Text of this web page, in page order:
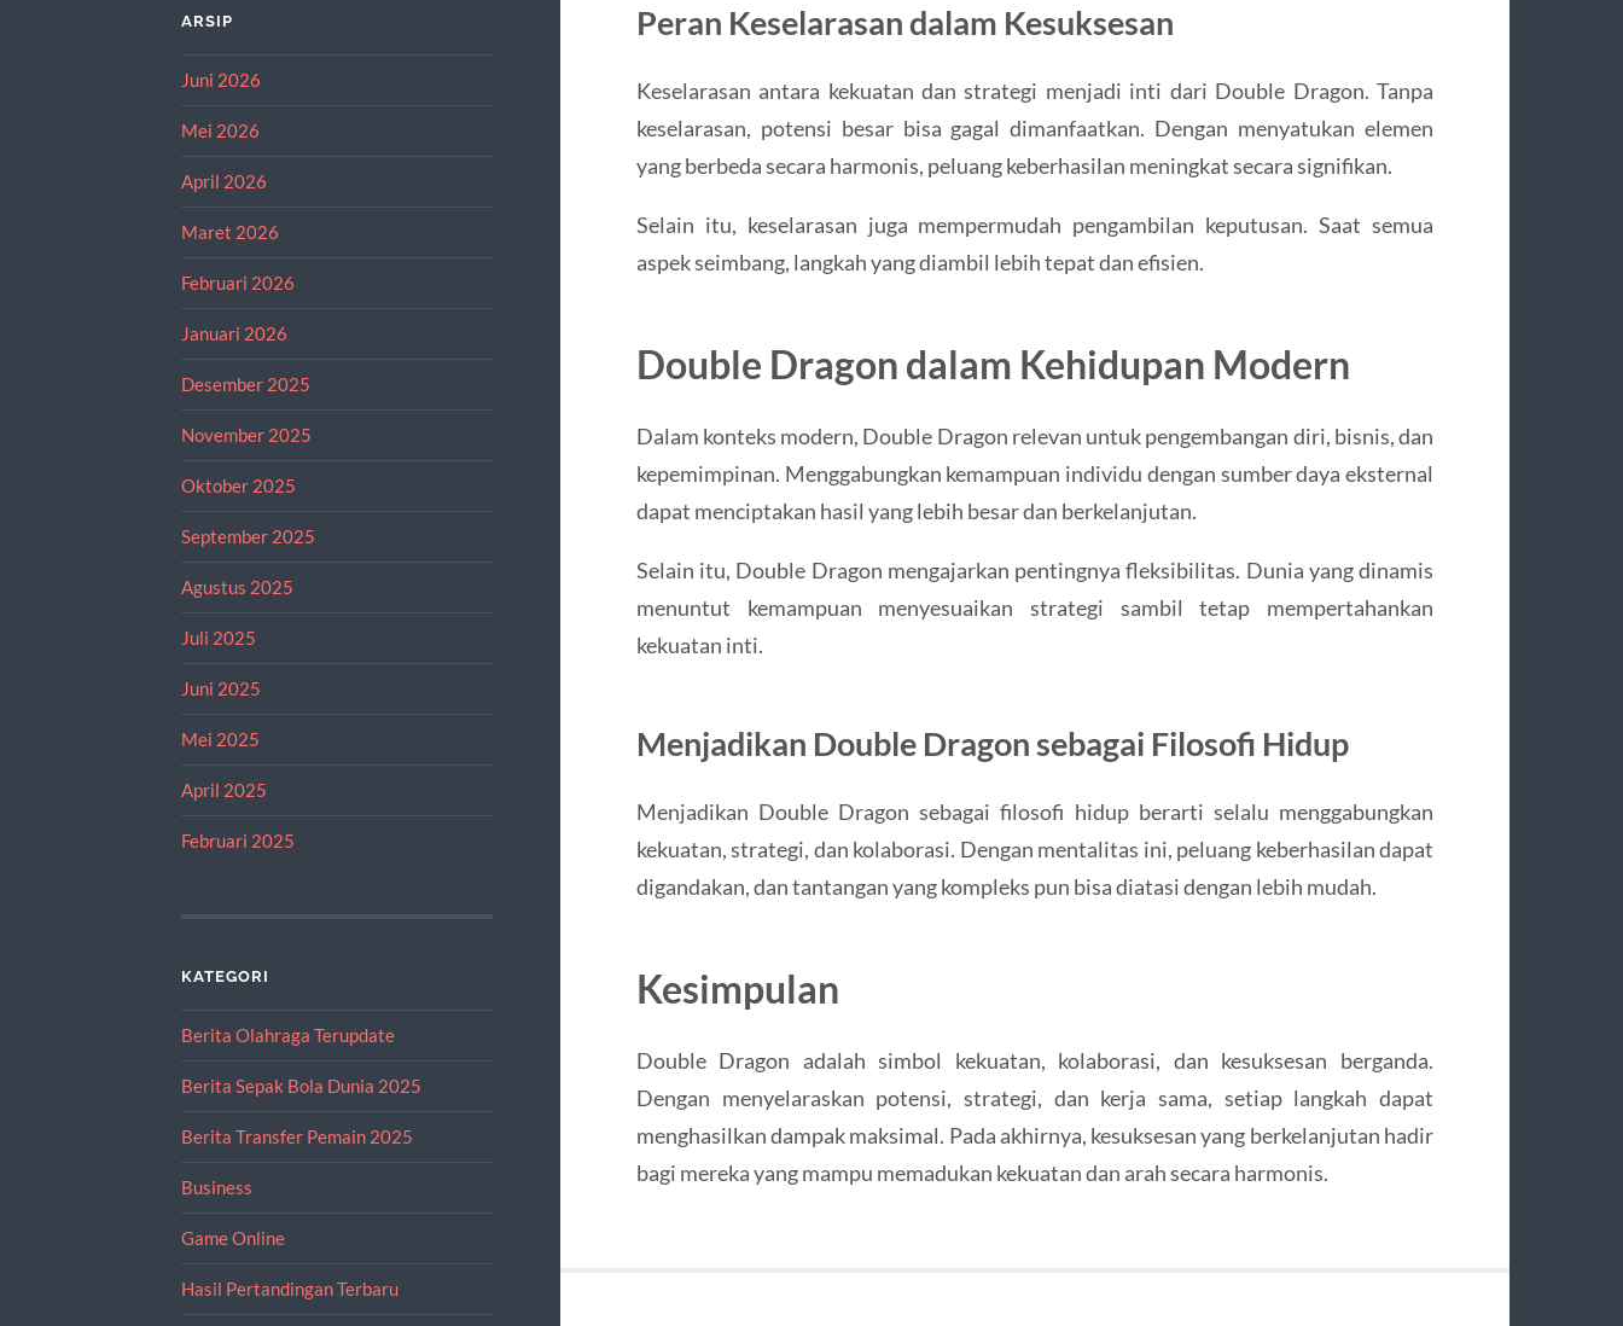
ARSIP
Juni 2026
Mei 2026
April 2026
Maret 2026
Februari 2026
Januari 2026
Desember 2025
November 2025
Oktober 2025
September 2025
Agustus 2025
Juli 2025
Juni 2025
Mei 2025
April 2025
Februari 2025
KATEGORI
Berita Olahraga Terupdate
Berita Sepak Bola Dunia 2025
Berita Transfer Pemain 2025
Business
Game Online
Hasil Pertandingan Terbaru
Peran Keselarasan dalam Kesuksesan
Keselarasan antara kekuatan dan strategi menjadi inti dari Double Dragon. Tanpa
keselarasan, potensi besar bisa gagal dimanfaatkan. Dengan menyatukan elemen
yang berbeda secara harmonis, peluang keberhasilan meningkat secara signifikan.
Selain itu, keselarasan juga mempermudah pengambilan keputusan. Saat semua
aspek seimbang, langkah yang diambil lebih tepat dan efisien.
Double Dragon dalam Kehidupan Modern
Dalam konteks modern, Double Dragon relevan untuk pengembangan diri, bisnis, dan
kepemimpinan. Menggabungkan kemampuan individu dengan sumber daya eksternal
dapat menciptakan hasil yang lebih besar dan berkelanjutan.
Selain itu, Double Dragon mengajarkan pentingnya fleksibilitas. Dunia yang dinamis
menuntut kemampuan menyesuaikan strategi sambil tetap mempertahankan
kekuatan inti.
Menjadikan Double Dragon sebagai Filosofi Hidup
Menjadikan Double Dragon sebagai filosofi hidup berarti selalu menggabungkan
kekuatan, strategi, dan kolaborasi. Dengan mentalitas ini, peluang keberhasilan dapat
digandakan, dan tantangan yang kompleks pun bisa diatasi dengan lebih mudah.
Kesimpulan
Double Dragon adalah simbol kekuatan, kolaborasi, dan kesuksesan berganda.
Dengan menyelaraskan potensi, strategi, dan kerja sama, setiap langkah dapat
menghasilkan dampak maksimal. Pada akhirnya, kesuksesan yang berkelanjutan hadir
bagi mereka yang mampu memadukan kekuatan dan arah secara harmonis.